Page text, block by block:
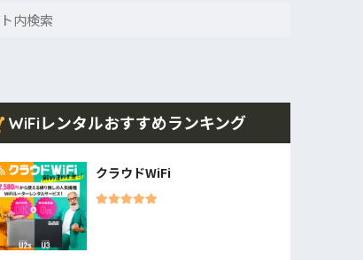
WiFiレンタルおすすめランキング
クラウドWiFi